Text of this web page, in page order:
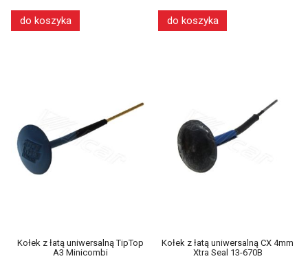
do koszyka do koszyka
Kołek z łatą uniwersalną TipTop
A3 Minicombi
Kołek z łatą uniwersalną CX 4mm
Xtra Seal 13-670B